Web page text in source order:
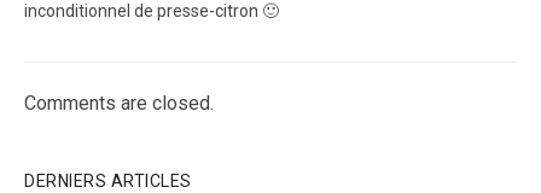
inconditionnel de presse-citron 🙂
Comments are closed.
DERNIERS ARTICLES